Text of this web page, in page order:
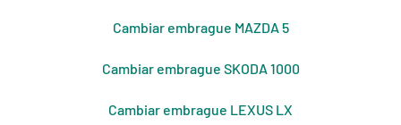
Cambiar embrague MAZDA 5
Cambiar embrague SKODA 1000
Cambiar embrague LEXUS LX